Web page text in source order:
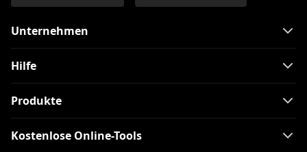
Unternehmen
Hilfe
Produkte
Kostenlose Online-Tools